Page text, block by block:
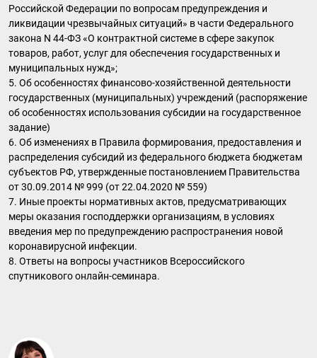
Российской Федерации по вопросам предупреждения и
ликвидации чрезвычайных ситуаций» в части Федерального
закона N 44-ФЗ «О контрактной системе в сфере закупок
товаров, работ, услуг для обеспечения государственных и
муниципальных нужд»;
5. Об особенностях финансово-хозяйственной деятельности
государственных (муниципальных) учреждений (распоряжение
об особенностях использования субсидии на государственное
задание)
6. Об изменениях в Правила формирования, предоставления и
распределения субсидий из федерального бюджета бюджетам
субъектов РФ, утвержденные постановлением Правительства
от 30.09.2014 № 999 (от 22.04.2020 № 559)
7. Иные проекты нормативных актов, предусматривающих
меры оказания господдержки организациям, в условиях
введения мер по предупреждению распространения новой
коронавирусной инфекции.
8. Ответы на вопросы участников Всероссийского
спутникового онлайн-семинара.